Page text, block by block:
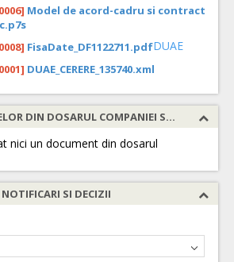
Model de acord-cadru si contract
FisaDate_DF1122711.pdfDUAE
DUAE_CERERE_135740.xml
LISTA DOCUMENTELOR DIN DOSARUL COMPANIEI SOLICITATE
nici un document din dosarul
SI DECIZII